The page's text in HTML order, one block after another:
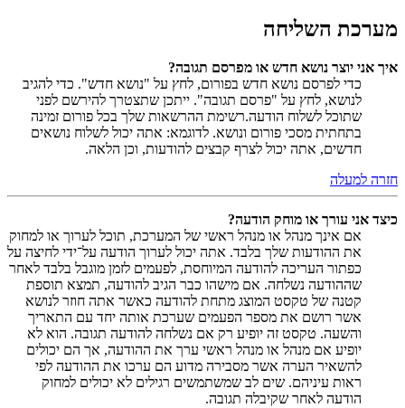
מערכת השליחה
איך אני יוצר נושא חדש או מפרסם תגובה?
כדי לפרסם נושא חדש בפורום, לחץ על "נושא חדש". כדי להגיב
לנושא, לחץ על "פרסם תגובה". ייתכן שתצטרך להירשם לפני
שתוכל לשלוח הודעה.רשימת ההרשאות שלך בכל פורום זמינה
בתחתית מסכי פורום ונושא. לדוגמא: אתה יכול לשלוח נושאים
חדשים, אתה יכול לצרף קבצים להודעות, וכן הלאה.
חזרה למעלה
כיצד אני עורך או מוחק הודעה?
אם אינך מנהל או מנהל ראשי של המערכת, תוכל לערוך או למחוק
את ההודעות שלך בלבד. אתה יכול לערוך הודעה על־ידי לחיצה על
כפתור העריכה להודעה המיוחסת, לפעמים לזמן מוגבל בלבד לאחר
שההודעה נשלחה. אם מישהו כבר הגיב להודעה, תמצא תוספת
קטנה של טקסט המוצג מתחת להודעה כאשר אתה חוזר לנושא
אשר רושם את מספר הפעמים שערכת אותה יחד עם התאריך
והשעה. טקסט זה יופיע רק אם נשלחה להודעה תגובה. הוא לא
יופיע אם מנהל או מנהל ראשי ערך את ההודעה, אך הם יכולים
להשאיר הערה אשר מסבירה מדוע הם ערכו את ההודעה לפי
ראות עיניהם. שים לב שמשתמשים רגילים לא יכולים למחוק
הודעה לאחר שקיבלה תגובה.